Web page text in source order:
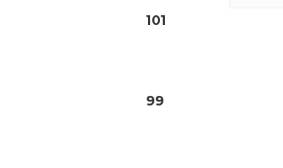
101
99